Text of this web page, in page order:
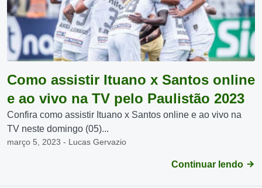
Como assistir Ituano x Santos online
e ao vivo na TV pelo Paulistão 2023
Confira como assistir Ituano x Santos online e ao vivo na
TV neste domingo (05)...
março 5, 2023 - Lucas Gervazio
Continuar lendo